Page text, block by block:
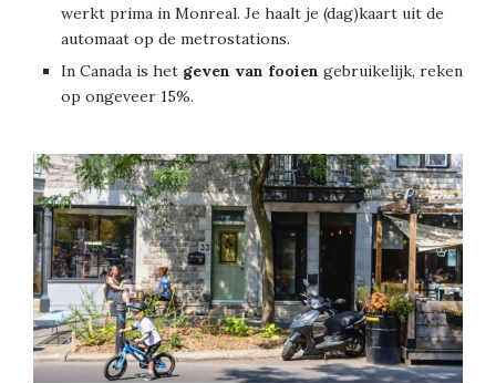
werkt prima in Monreal. Je haalt je (dag)kaart uit de
automaat op de metrostations.
In Canada is het geven van fooien gebruikelijk, reken
op ongeveer 15%.